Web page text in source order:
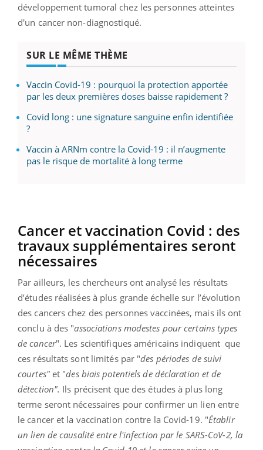
développement tumoral chez les personnes atteintes
d'un cancer non-diagnostiqué.
SUR LE MÊME THÈME
Vaccin Covid-19 : pourquoi la protection apportée
par les deux premières doses baisse rapidement ?
Covid long : une signature sanguine enfin identifiée
?
Vaccin à ARNm contre la Covid-19 : il n’augmente
pas le risque de mortalité à long terme
Cancer et vaccination Covid : des
travaux supplémentaires seront
nécessaires
Par ailleurs, les chercheurs ont analysé les résultats
d’études réalisées à plus grande échelle sur l’évolution
des cancers chez des personnes vaccinées, mais ils ont
conclu à des "associations modestes pour certains types
de cancer". Les scientifiques américains indiquent que
ces résultats sont limités par "des périodes de suivi
courtes"et "des biais potentiels de déclaration et de
détection". Ils précisent que des études à plus long
terme seront nécessaires pour confirmer un lien entre
le cancer et la vaccination contre la Covid-19. "Établir
un lien de causalité entre l'infection par le SARS-CoV-2, la